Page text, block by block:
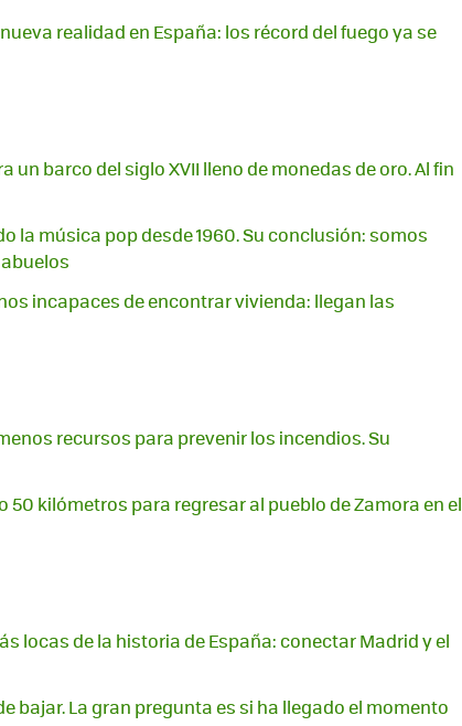
realidad en España: los récord del fuego ya se
barco del siglo XVII lleno de monedas de oro. Al fin
la música pop desde 1960. Su conclusión: somos
incapaces de encontrar vivienda: llegan las
recursos para prevenir los incendios. Su
50 kilómetros para regresar al pueblo de Zamora en el
locas de la historia de España: conectar Madrid y el
bajar. La gran pregunta es si ha llegado el momento